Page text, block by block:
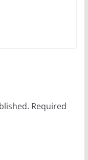
Required